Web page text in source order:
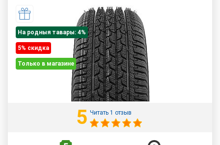
На родныя тавары: 4%
5% cкидка
Только в магазине
5 Читать 1 отзыв